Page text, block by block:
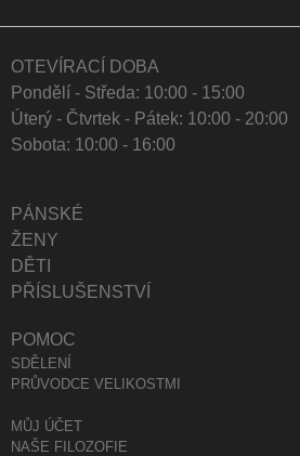
OTEVÍRACÍ DOBA
Pondělí - Středa: 10:00 - 15:00
Úterý - Čtvrtek - Pátek: 10:00 - 20:00
Sobota: 10:00 - 16:00
PÁNSKÉ
ŽENY
DĚTI
PŘÍSLUŠENSTVÍ
POMOC
SDĚLENÍ
PRŮVODCE VELIKOSTMI
MŮJ ÚČET
NAŠE FILOZOFIE